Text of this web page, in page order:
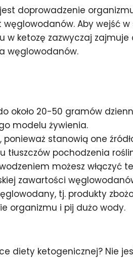
jest doprowadzenie
węglowodanów. Aby wejść
w ketozę zazwyczaj
węglowodanów.
około 20-50 gramów
modelu żywienia.
ponieważ stanowią one
tłuszczów pochodzenia
możesz włączyć
zawartości
tj. produkty
organizmu i pij dużo wody.
diety ketogenicznej? Nie